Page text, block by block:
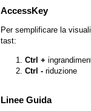
AccessKey
Per semplificare la
tast:
Ctrl +
Ctrl -riduzione
Linee Guida